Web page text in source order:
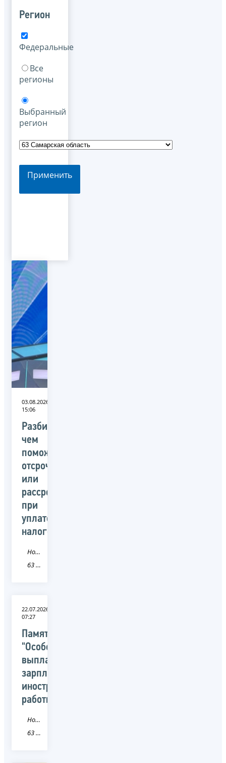
Регион
Федеральные
Все
регионы
Выбранный
регион
Применить
03.08.2026
15:06
Разбираемся,
чем
поможет
отсрочка
или
рассрочка
при
уплате
налогов
Новость
63 Самарская область
22.07.2026
07:27
Памятка:
"Особенности
выплаты
зарплаты
иностранным
работникам"
Новость
63 Самарская область